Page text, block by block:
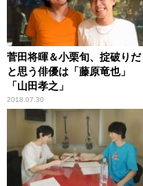
菅田将暉＆小栗旬、掟破りだ
と思う俳優は「藤原竜也」
「山田孝之」
2018.07.30